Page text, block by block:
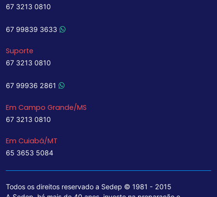
67 3213 0810
67 99839 3633
Suporte
67 3213 0810
67 99936 2861
Em Campo Grande/MS
67 3213 0810
Em Cuiabá/MT
65 3653 5084
Todos os direitos reservado a Sedep © 1981 - 2015